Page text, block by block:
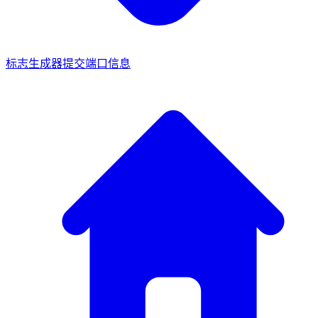
标志生成器提交端口信息